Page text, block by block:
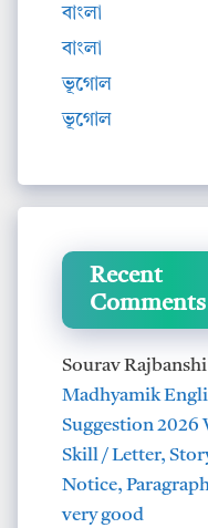
বাংলা
বাংলা
ভূগোল
ভূগোল
Recent
Comments
Sourav Rajbanshi
Madhyamik
Suggestion 2026
Skill / Letter,
Notice,
very good